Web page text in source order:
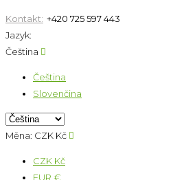
Kontakt: +420 725 597 443
Jazyk:
Čeština 
Čeština
Slovenčina
Měna: CZK Kč 
CZK Kč
EUR €